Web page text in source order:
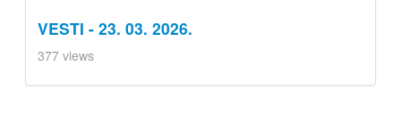
VESTI - 23. 03. 2026.
377 views